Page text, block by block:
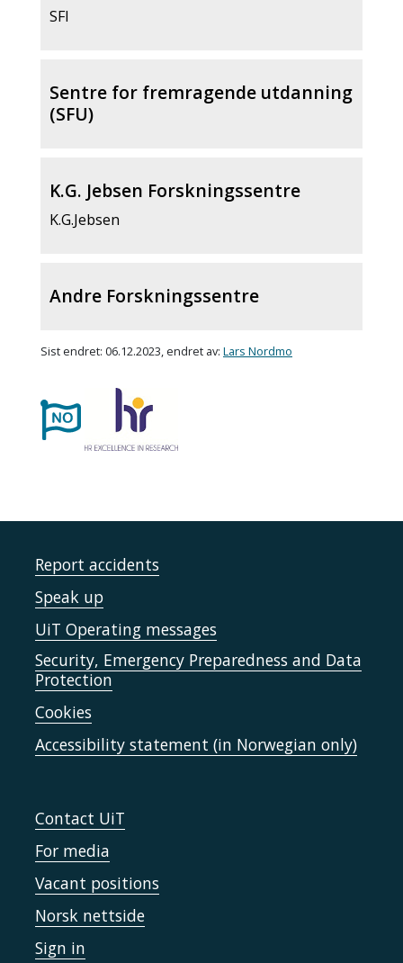
SFI
Sentre for fremragende utdanning
(SFU)
K.G. Jebsen Forskningssentre
K.G.Jebsen
Andre Forskningssentre
Sist endret: 06.12.2023, endret av: Lars Nordmo
Report accidents
Speak up
UiT Operating messages
Security, Emergency Preparedness and Data
Protection
Cookies
Accessibility statement (in Norwegian only)
Contact UiT
For media
Vacant positions
Norsk nettside
Sign in